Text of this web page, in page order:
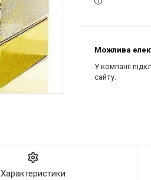
У компанії
сайту.
Характеристики